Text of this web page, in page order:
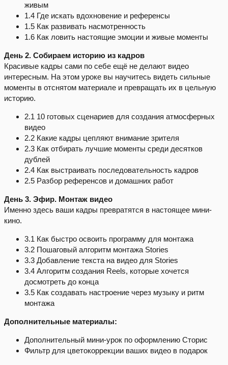
живым
1.4 Где искать вдохновение и референсы
1.5 Как развивать насмотренность
1.6 Как ловить настоящие эмоции и живые моменты
День 2. Собираем историю из кадров
Красивые кадры сами по себе ещё не делают видео
интересным. На этом уроке вы научитесь видеть сильные
моменты в отснятом материале и превращать их в цельную
историю.
2.1 10 готовых сценариев для создания атмосферных
видео
2.2 Какие кадры цепляют внимание зрителя
2.3 Как отбирать лучшие моменты среди десятков
дублей
2.4 Как выстраивать последовательность кадров
2.5 Разбор референсов и домашних работ
День 3. Эфир. Монтаж видео
Именно здесь ваши кадры превратятся в настоящее мини-
кино.
3.1 Как быстро освоить программу для монтажа
3.2 Пошаговый алгоритм монтажа Stories
3.3 Добавление текста на видео для Stories
3.4 Алгоритм создания Reels, которые хочется
досмотреть до конца
3.5 Как создавать настроение через музыку и ритм
монтажа
Дополнительные материалы:
Дополнительный мини-урок по оформлению Сторис
Фильтр для цветокоррекции ваших видео в подарок